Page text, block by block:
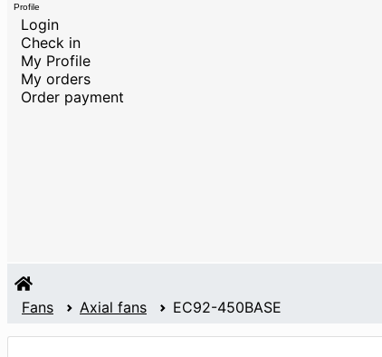
Profile
Login
Check in
My Profile
My orders
Order payment
Fans Axial fans EC92-450BASE